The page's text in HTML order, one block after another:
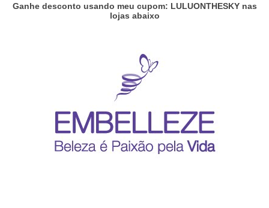
Ganhe desconto usando meu cupom: LULUONTHESKY nas
lojas abaixo